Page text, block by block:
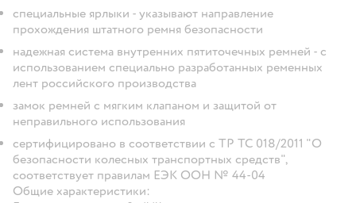
специальные ярлыки - указывают направление
прохождения штатного ремня безопасности
надежная система внутренних пятиточечных ремней - с
использованием специально разработанных ременных
лент российского производства
замок ремней с мягким клапаном и защитой от
неправильного использования
сертифицировано в соответствии с ТР ТС 018/2011 "О
безопасности колесных транспортных средств",
соответствует правилам ЕЭК ООН № 44-04
Общие характеристики: